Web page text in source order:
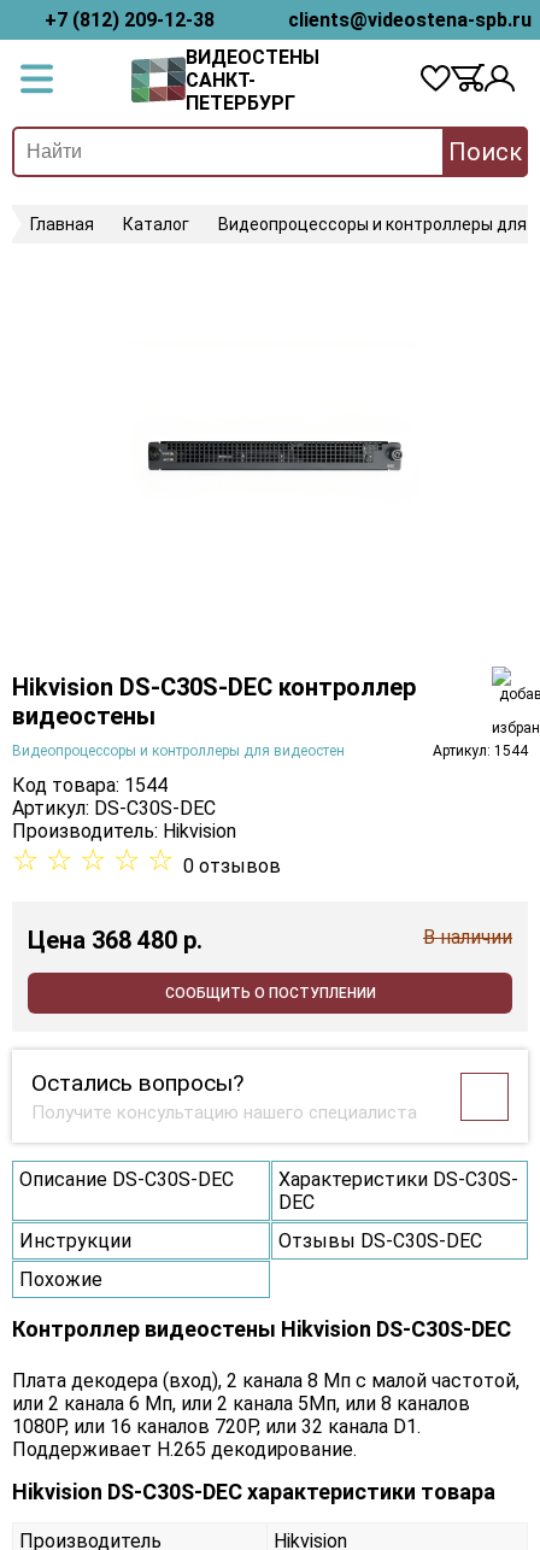
+7 (812) 209-12-38
clients@videostena-spb.ru
ВИДЕОСТЕНЫ
САНКТ-
ПЕТЕРБУРГ
Поиск
Главная Каталог Видеопроцессоры и контроллеры для
Hikvision DS-C30S-DEC контроллер
видеостены
Видеопроцессоры и контроллеры для видеостен Артикул: 1544
Код товара: 1544
Артикул: DS-C30S-DEC
Производитель: Hikvision
☆ ☆ ☆ ☆ ☆ 0 отзывов
Цена 368 480 p. В наличии
СООБЩИТЬ О ПОСТУПЛЕНИИ
Остались вопросы?
Получите консультацию нашего специалиста
Описание DS-C30S-DEC
Характеристики DS-C30S-
DEC
Инструкции
Отзывы DS-C30S-DEC
Похожие
Контроллер видеостены Hikvision DS-C30S-DEC
Плата декодера (вход), 2 канала 8 Мп с малой частотой,
или 2 канала 6 Мп, или 2 канала 5Мп, или 8 каналов
1080P, или 16 каналов 720P, или 32 канала D1.
Поддерживает H.265 декодирование.
Hikvision DS-C30S-DEC характеристики товара
Производитель
Hikvision